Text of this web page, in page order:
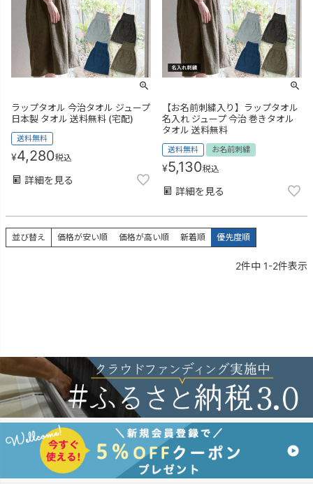
ラップタオル 今治タオル ジュープ
日本製 タオル 送料無料 (宅配)
送料無料
¥4,280税込
詳細を見る
【お名前刺繍入り】ラップタオル
名入れ ジュープ 今治 巻きタオル
タオル 送料無料
送料無料 お名前刺繍
¥5,130税込
詳細を見る
並び替え 価格が安い順 価格が高い順 新着順 優先度順
2件中 1-2件表示